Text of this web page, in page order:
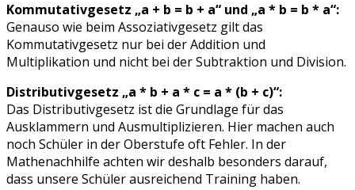
Kommutativgesetz „a + b = b + a“ und „a * b = b * a“:
Genauso wie beim Assoziativgesetz gilt das
Kommutativgesetz nur bei der Addition und
Multiplikation und nicht bei der Subtraktion und Division.
Distributivgesetz „a * b + a * c = a * (b + c)“:
Das Distributivgesetz ist die Grundlage für das
Ausklammern und Ausmultiplizieren. Hier machen auch
noch Schüler in der Oberstufe oft Fehler. In der
Mathenachhilfe achten wir deshalb besonders darauf,
dass unsere Schüler ausreichend Training haben.